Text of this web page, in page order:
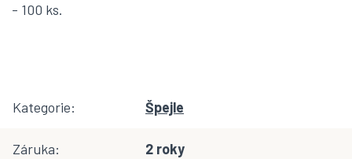
- 100 ks.
Kategorie: Špejle
Záruka: 2 roky